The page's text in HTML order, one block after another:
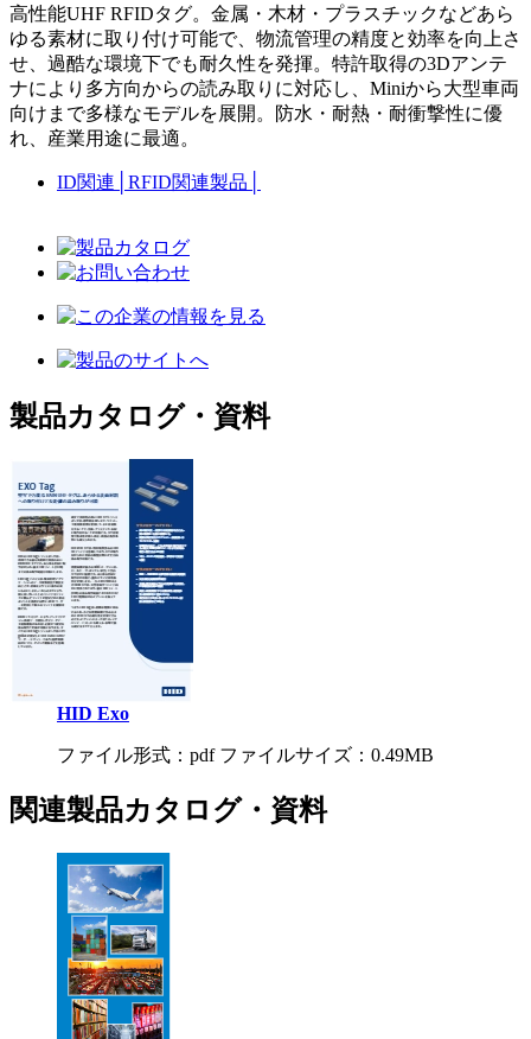
高性能UHF RFIDタグ。金属・木材・プラスチックなどあら
ゆる素材に取り付け可能で、物流管理の精度と効率を向上さ
せ、過酷な環境下でも耐久性を発揮。特許取得の3Dアンテ
ナにより多方向からの読み取りに対応し、Miniから大型車両
向けまで多様なモデルを展開。防水・耐熱・耐衝撃性に優
れ、産業用途に最適。
ID関連 RFID関連製品
製品カタログ・資料
HID Exo
ファイル形式：pdf ファイルサイズ：0.49MB
関連製品カタログ・資料